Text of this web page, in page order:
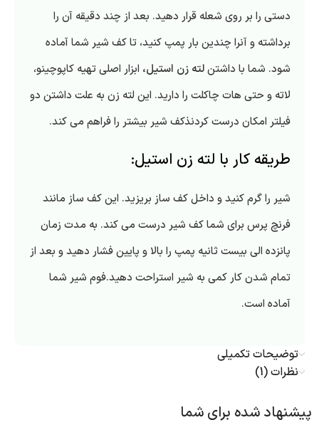
دستی را بر روی شعله قرار دهید. بعد از چند دقیقه آن را
برداشته و آنرا چندین بار پمپ کنید، تا کف شیر شما آماده
شود. شما با داشتنلته زن استیل، ابزار اصلی تهیه کاپوچینو،
لاته و حتی هات چاکلت را دارید. این لته زن به علت داشتن دو
فیلتر امکان درست کردنذکف شیر بیشتر را فراهم می کند.
طریقه کار با لته زن استیل:
شیر را گرم کنید و داخل کف ساز بریزید. این کف ساز مانند
فرنچ پرس برای شما کف شیر درست می کند. به مدت زمان
پانزده الی بیست ثانیه پمپ را بالا و پایین فشار دهید و بعد از
تمام شدن کار کمی به شیر استراحت دهید.فوم شیر شما
آماده است.
توضیحات تکمیلی
نظرات (1)
پیشنهاد شده برای شما